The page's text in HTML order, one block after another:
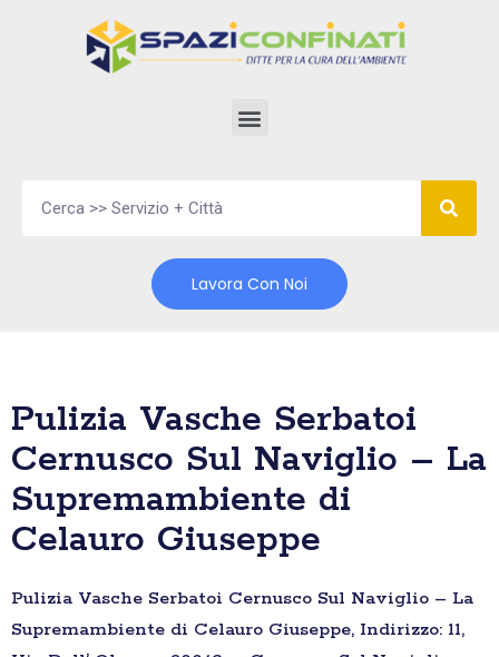
Lavora Con Noi
Pulizia Vasche Serbatoi
Cernusco Sul Naviglio – La
Supremambiente di
Celauro Giuseppe
Pulizia Vasche Serbatoi Cernusco Sul Naviglio – La
Supremambiente di Celauro Giuseppe, Indirizzo: 11,